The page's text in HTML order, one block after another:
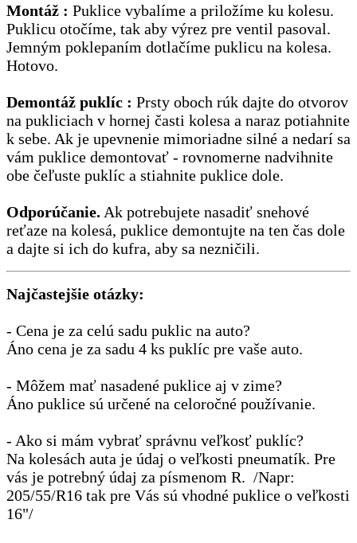
Montáž : Puklice vybalíme a priložíme ku kolesu.
Puklicu otočíme, tak aby výrez pre ventil pasoval.
Jemným poklepaním dotlačíme puklicu na kolesa.
Hotovo.
Demontáž puklíc : Prsty oboch rúk dajte do otvorov
na pukliciach v hornej časti kolesa a naraz potiahnite
k sebe. Ak je upevnenie mimoriadne silné a nedarí sa
vám puklice demontovať - rovnomerne nadvihnite
obe čeľuste puklíc a stiahnite puklice dole.
Odporúčanie. Ak potrebujete nasadiť snehové
reťaze na kolesá, puklice demontujte na ten čas dole
a dajte si ich do kufra, aby sa nezničili.
Najčastejšie otázky:
- Cena je za celú sadu puklic na auto?
Áno cena je za sadu 4 ks puklíc pre vaše auto.
- Môžem mať nasadené puklice aj v zime?
Áno puklice sú určené na celoročné používanie.
- Ako si mám vybrať správnu veľkosť puklíc?
Na kolesách auta je údaj o veľkosti pneumatík. Pre
vás je potrebný údaj za písmenom R. /Napr:
205/55/R16 tak pre Vás sú vhodné puklice o veľkosti
16"/